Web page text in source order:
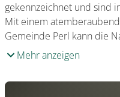
gekennzeichnet und sind
Mit einem
Gemeinde Perl kann die
Mehr anzeigen